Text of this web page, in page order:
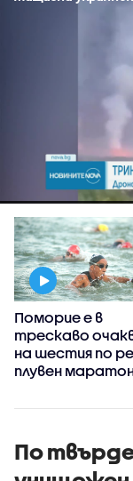
Поморие е в
трескаво
на шестия по
плувен
По